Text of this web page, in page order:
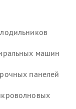
машин
панелей